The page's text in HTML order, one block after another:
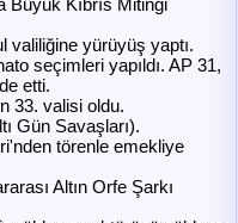
Büyük Kıbrıs Mitingi
valiliğine yürüyüş yaptı.
seçimleri yapıldı. AP 31,
etti.
33. valisi oldu.
Gün Savaşları).
törenle emekliye
Altın Orfe Şarkı